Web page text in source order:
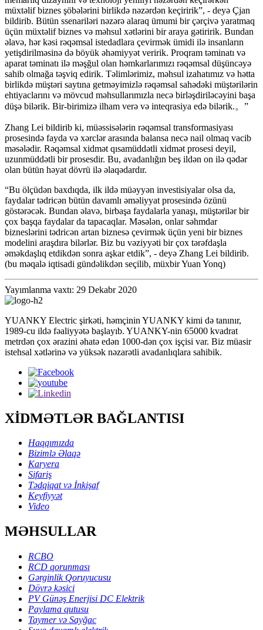
müxtəlif biznes şöbələrini birlikdə nəzərdən keçiririk”, - deyə Çjan
bildirib. Bütün ssenariləri nəzərə alaraq ümumi bir çərçivə yaratmaq
üçün müxtəlif biznes və məhsul xətlərini bir araya gətiririk. Bundan
əlavə, hər kəsi rəqəmsal istedadlara çevirmək ümidi ilə insanların
yetişdirilməsinə də böyük əhəmiyyət veririk. Proqram təminatı və
aparat təminatı ilə məşğul olan həmkarlarımızı rəqəmsal düşüncəyə
sahib olmağa təşviq edirik. Təlimlərimiz, məhsul izahatımız və hətta
birlikdə müştəri saytına getməyimizlə rəqəmsal sahədəki müştərilərin
ehtiyaclarını və mövcud məhsullarımızla necə birləşdiriləcəyini başa
düşə bilərik. Bir-birimizə ilham verə və inteqrasiya edə bilərik.。”
Zhang Lei bildirib ki, müəssisələrin rəqəmsal transformasiyası
prosesində fayda və xərclər arasında balansa necə nail olmaq vacib
məsələdir. Rəqəmsal xidmət qısamüddətli xidmət prosesi deyil,
uzunmüddətli bir prosesdir. Bu, avadanlığın beş ildən on ilə qədər
olan bütün həyat dövrü ilə əlaqədardır.
“Bu ölçüdən baxdıqda, ilk ildə müəyyən investisiyalar olsa da,
faydalar tədricən bütün davamlı əməliyyat prosesində özünü
göstərəcək. Bundan əlavə, birbaşa faydalarla yanaşı, müştərilər bir
çox başqa faydalar da tapacaqlar. Məsələn, onlar səhmdar
bizneslərini tədricən artan biznesə çevirmək üçün yeni bir biznes
modelini araşdıra bilərlər. Biz bu vəziyyəti bir çox tərəfdaşla
əməkdaşlıq etdikdən sonra aşkar etdik”, - deyə Zhang Lei bildirib.
(bu məqalə iqtisadi gündəlikdən seçilib, müxbir Yuan Yonq)
Yayımlanma vaxtı: 29 Dekabr 2020
YUANKY Electric şirkəti, həmçinin YUANKY kimi də tanınır,
1989-cu ildə fəaliyyətə başlayıb. YUANKY-nin 65000 kvadrat
metrdən çox ərazini əhatə edən 1000-dən çox işçisi var. Biz müasir
istehsal xətlərinə və yüksək nəzarətli avadanlıqlara sahibik.
XİDMƏTLƏR BAĞLANTISI
Haqqımızda
Bizimlə Əlaqə
Karyera
Sifariş
Tədqiqat və İnkişaf
Keyfiyyət
Video
MƏHSULLAR
RCBO
RCD qorunması
Gərginlik Qoruyucusu
Dövrə kəsici
PV Günəş Enerjisi DC Elektrik
Paylama qutusu
Taymer və Sayğac